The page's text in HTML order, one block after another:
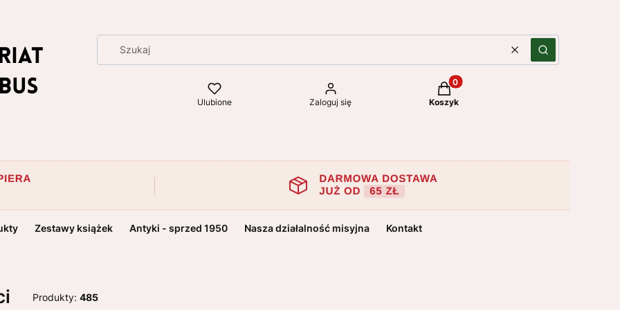
WyczyśćSzukaj
Ulubione Zaloguj się
Produkty w koszyku: 0. Zobacz
Koszyk
Zestawy książek Antyki - sprzed 1950 Nasza działalność misyjna Kontakt
Produkty: 485